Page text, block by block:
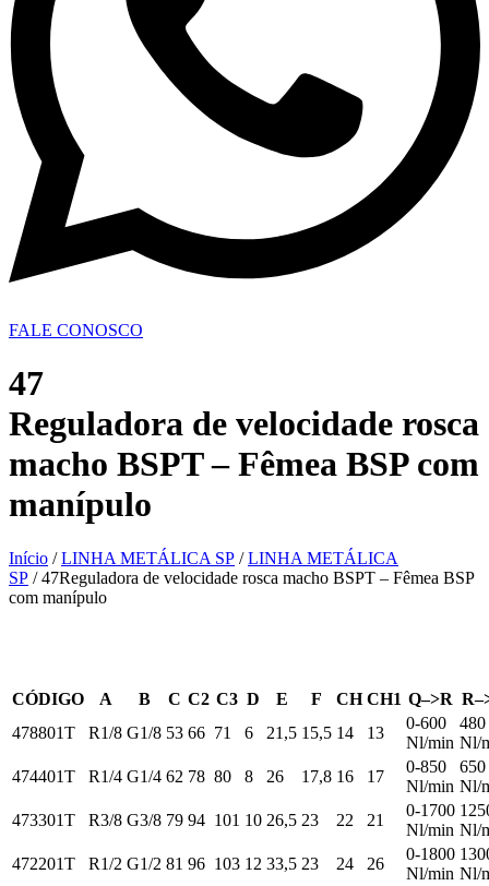
FALE CONOSCO
47
Reguladora de velocidade rosca
macho BSPT – Fêmea BSP com
manípulo
Início /LINHA METÁLICA SP /LINHA METÁLICA
SP / 47Reguladora de velocidade rosca macho BSPT – Fêmea BSP
com manípulo
CÓDIGO A B C C2 C3 D E F CH CH1 Q–>R
478801T
R1/8 G1/8 53 66 71 6 21,5 15,5 14 13
0-600
Nl/min
480
Nl/
474401T
R1/4 G1/4 62 78 80 8 26 17,8 16 17
0-850
Nl/min
650
Nl/
473301T
R3/8 G3/8 79 94 101 10 26,5 23 22 21
0-1700
Nl/min Nl/
472201T
R1/2 G1/2 81 96 103 12 33,5 23 24 26
0-1800
Nl/min Nl/